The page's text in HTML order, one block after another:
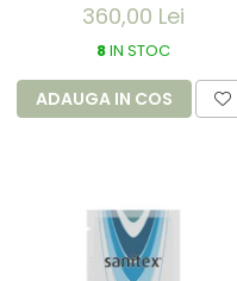
60x115cm - aluminiu
optic crom
360,00 Lei
8IN STOC
ADAUGA IN COS